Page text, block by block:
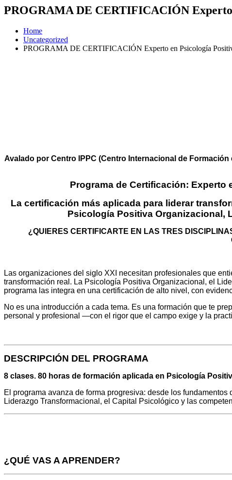
PROGRAMA DE CERTIFICACIÓN
Home
Uncategorized
PROGRAMA DE CERTIFICACIÓN Experto en Psicología
Avalado por Centro IPPC (Centro Internacional de
Programa de Certificación:
La certificación más aplicada para liderar
Psicología Positiva Organizacional,
¿QUIERES CERTIFICARTE EN LAS TRES
Las organizaciones del siglo XXI necesitan profesionales que
transformación real. La Psicología Positiva Organizacional, el
programa las integra en una certificación de alto nivel, con
No es una introducción a cada tema. Es una formación que te
personal y profesional —con el rigor que el campo exige y la
DESCRIPCIÓN DEL PROGRAMA
8 clases. 80 horas de formación aplicada en Psicología
El programa avanza de forma progresiva: desde los
Liderazgo Transformacional, el Capital Psicológico y las
¿QUÉ VAS A APRENDER?